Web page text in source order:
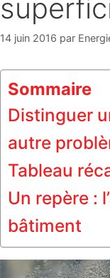
14 juin 2016 par
Sommaire
Distinguer
autre
Tableau
Un repère :
bâtiment